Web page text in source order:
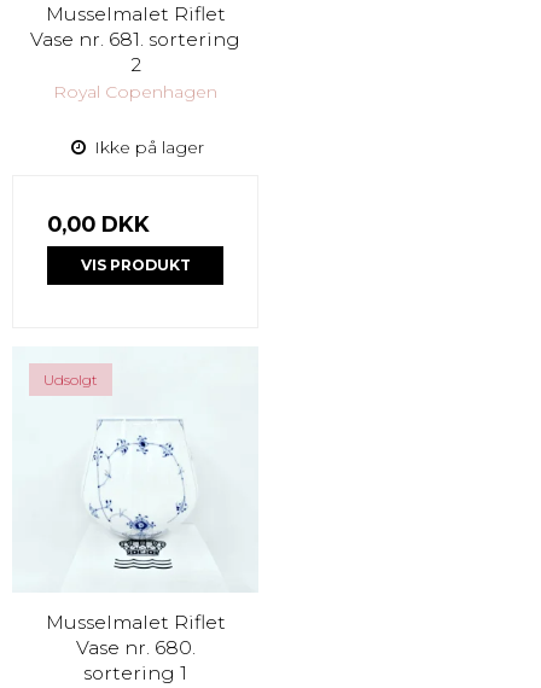
Musselmalet Riflet
Vase nr. 681. sortering
2
Royal Copenhagen
Ikke på lager
0,00 DKK
VIS PRODUKT
Udsolgt
Musselmalet Riflet
Vase nr. 680.
sortering 1